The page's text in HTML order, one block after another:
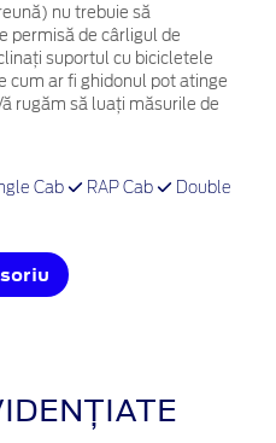
nu trebuie să
permisă de cârligul de
suportul cu bicicletele
cum ar fi ghidonul pot atinge
rugăm să luați măsurile de
Cab RAP Cab
Double